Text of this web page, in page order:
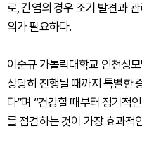
로, 간염의 경우 조기 발견과
의가 필요하다.
이순규 가톨릭대학교 인천성
상당히 진행될 때까지 특별한
다”며 “건강할 때부터 정기적
를 점검하는 것이 가장 효과적